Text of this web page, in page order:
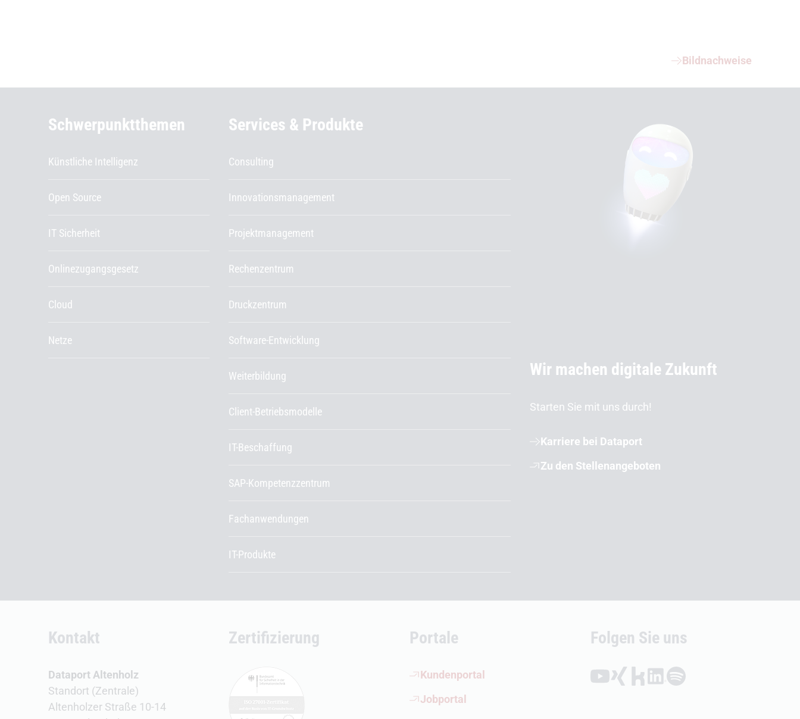
Bildnachweise
Schwerpunktthemen
Künstliche Intelligenz
Open Source
IT Sicherheit
Onlinezugangsgesetz
Cloud
Netze
Services & Produkte
Consulting
Innovationsmanagement
Projektmanagement
Rechenzentrum
Druckzentrum
Software-Entwicklung
Weiterbildung
Client-Betriebsmodelle
IT-Beschaffung
SAP-Kompetenzzentrum
Fachanwendungen
IT-Produkte
Wir machen digitale Zukunft
Starten Sie mit uns durch!
Karriere bei Dataport
Zu den Stellenangeboten
Kontakt
Dataport Altenholz
Standort (Zentrale)
Altenholzer Straße 10-14
Zertifizierung Portale
Kundenportal
(Öffnet externen Link)
Jobportal
(Öffnet externen Link)
Folgen Sie uns
Folgen auf YouTube (Öffnet externen Link)
Folgen auf Xing (Öffnet externen Link)
Folgen auf Kununu (Öffnet externen
Folgen auf LinkedIn (Öffnet
Folgen auf Spotify (Öffnet